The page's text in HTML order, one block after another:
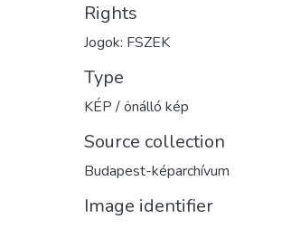
Rights
Jogok: FSZEK
Type
KÉP / önálló kép
Source collection
Budapest-képarchívum
Image identifier